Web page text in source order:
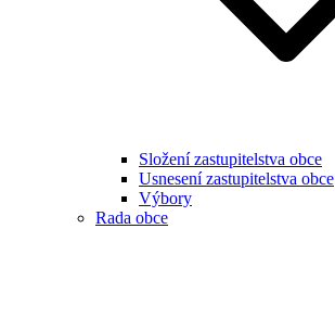
Složení zastupitelstva obce
Usnesení zastupitelstva obce
Výbory
Rada obce